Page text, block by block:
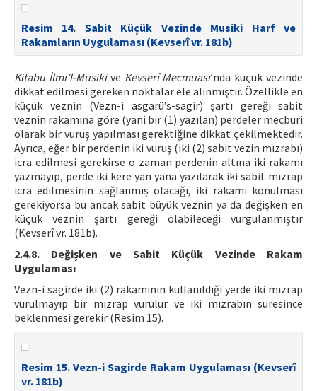
Resim 14. Sabit Küçük Vezinde Musiki Harf ve
Rakamların Uygulaması (Kevserî vr. 181b)
Kitabu İlmi’l-Musikive Kevserî Mecmuası’nda küçük vezinde
dikkat edilmesi gereken noktalar ele alınmıştır. Özellikle en
küçük veznin (Vezn-i asgarü’s-sagir) şartı gereği sabit
veznin rakamına göre (yani bir (1) yazılan) perdeler mecburi
olarak bir vuruş yapılması gerektiğine dikkat çekilmektedir.
Ayrıca, eğer bir perdenin iki vuruş (iki (2) sabit vezin mızrabı)
icra edilmesi gerekirse o zaman perdenin altına iki rakamı
yazmayıp, perde iki kere yan yana yazılarak iki sabit mızrap
icra edilmesinin sağlanmış olacağı, iki rakamı konulması
gerekiyorsa bu ancak sabit büyük veznin ya da değişken en
küçük veznin şartı gereği olabileceği vurgulanmıştır
(Kevserî vr. 181b).
2.4.8. Değişken ve Sabit Küçük Vezinde Rakam
Uygulaması
Vezn-i sagirde iki (2) rakamının kullanıldığı yerde iki mızrap
vurulmayıp bir mızrap vurulur ve iki mızrabın süresince
beklenmesi gerekir (Resim 15).
Resim 15. Vezn-i Sagirde Rakam Uygulaması (Kevserî
vr. 181b)